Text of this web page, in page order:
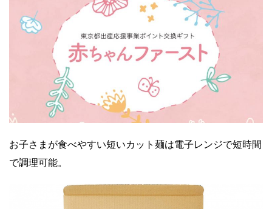
お子さまが食べやすい短いカット麺は電子レンジで短時間
で調理可能。